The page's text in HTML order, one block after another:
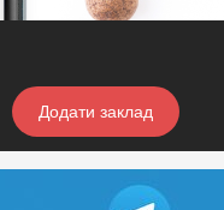
Додати заклад
Конфіденційність